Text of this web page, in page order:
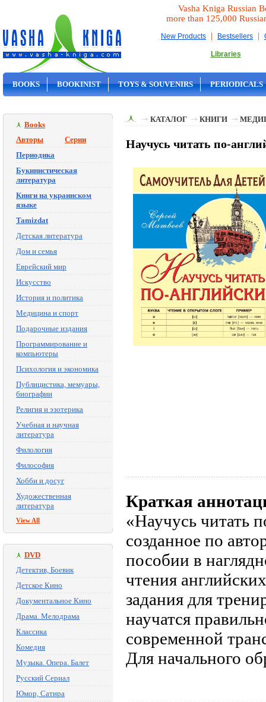
Vasha Kniga Russian
more than 125,000
New Products | Bestsellers |
Libraries
BOOKS BOOKINIST TOYS & SOUVENIRS PERIODICALS
Books
Авторы
Серии
Периодика
Букинистическая
литература
Книги на украинском
языке
Tamizdat
Детская литература
Дом и семья
Еврейский мир
Искусство
История и политика
Медицина и спорт
Подарочные издания
Программирование и
компьютеры
Психология и экономика
Публицистика, мемуары,
биографии
Религия и эзотерика
Учебная и научная
литература
Филология
Философия
Хобби и досуг
Художественная
литература
View All
DVD
Детектив, Боевик
Детское Кино
Документальное Кино
Драма. Мелодрама
Классика
Комедия
Музыка. Опера. Балет
Русский Сериал
Юмор, Сатира
КАТАЛОГ КНИГИ
Научусь читать по-
Краткая
«Научусь читать
созданное по
пособии в
чтения
задания для
научатся
современной
Для начального